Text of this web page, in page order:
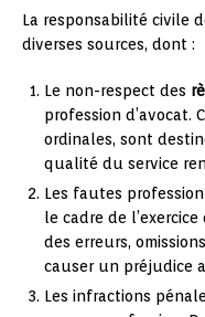
La responsabilité civile
diverses sources, dont :
Le non-respect des
profession d’avocat.
ordinales, sont
qualité du service
Les fautes
le cadre de
des erreurs,
causer un préjudice
Les infractions